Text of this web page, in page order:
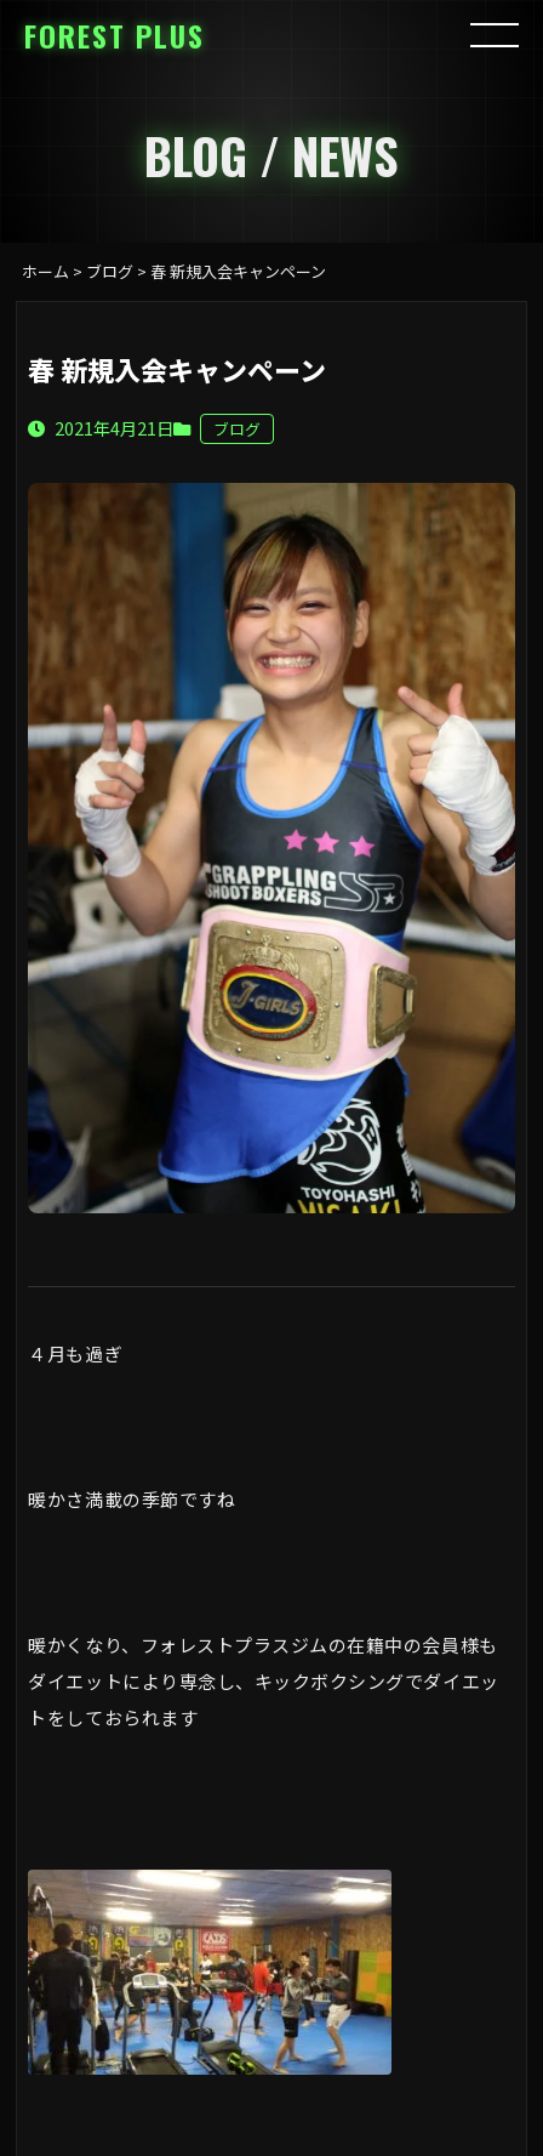
FOREST PLUS
BLOG / NEWS
ホーム > ブログ> 春 新規入会キャンペーン
春 新規入会キャンペーン
2021年4月21日 ブログ
４月も過ぎ
暖かさ満載の季節ですね
暖かくなり、フォレストプラスジムの在籍中の会員様も
ダイエットにより専念し、キックボクシングでダイエッ
トをしておられます